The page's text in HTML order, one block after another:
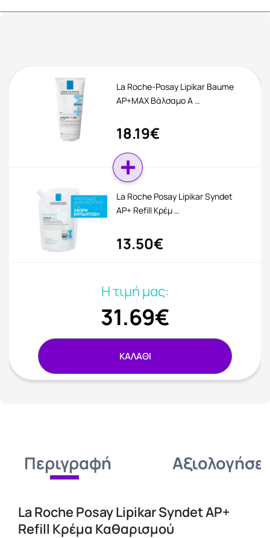
La Roche-Posay Lipikar Baume
AP+MAX Βάλσαμο Α …
18.19€
La Roche Posay Lipikar Syndet
AP+ Refill Κρέμ …
13.50€
Η τιμή μας:
31.69€
ΚΑΛΑΘΙ
Περιγραφή
La Roche Posay Lipikar Syndet AP+
Refill Κρέμα Καθαρισμού